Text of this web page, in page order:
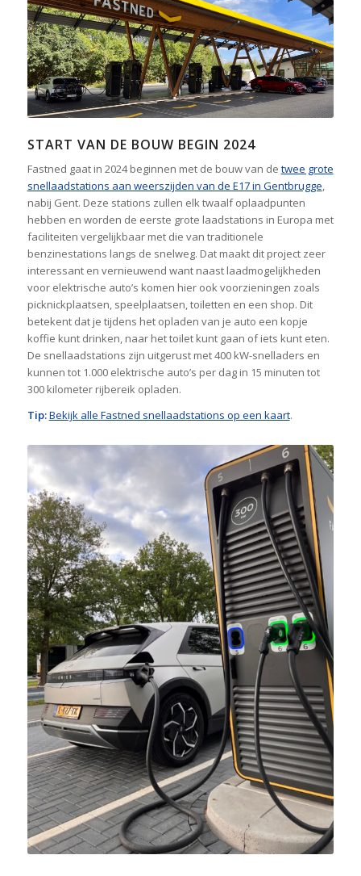
START VAN DE BOUW BEGIN 2024
Fastned gaat in 2024 beginnen met de bouw van de twee grote
snellaadstations aan weerszijden van de E17 in Gentbrugge,
nabij Gent. Deze stations zullen elk twaalf oplaadpunten
hebben en worden de eerste grote laadstations in Europa met
faciliteiten vergelijkbaar met die van traditionele
benzinestations langs de snelweg. Dat maakt dit project zeer
interessant en vernieuwend want naast laadmogelijkheden
voor elektrische auto’s komen hier ook voorzieningen zoals
picknickplaatsen, speelplaatsen, toiletten en een shop. Dit
betekent dat je tijdens het opladen van je auto een kopje
koffie kunt drinken, naar het toilet kunt gaan of iets kunt eten.
De snellaadstations zijn uitgerust met 400 kW-snelladers en
kunnen tot 1.000 elektrische auto’s per dag in 15 minuten tot
300 kilometer rijbereik opladen.
Tip:Bekijk alle Fastned snellaadstations op een kaart.